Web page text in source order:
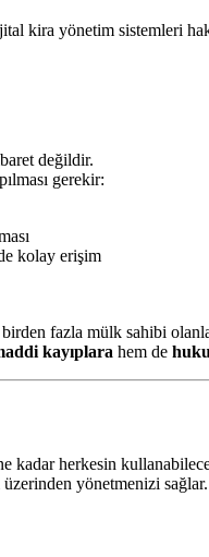
kira yönetim sistemleri
değildir.
gerekir:
kolay erişim
fazla mülk sahibi
kayıplara hem de
kadar herkesin
yönetmenizi sağlar.